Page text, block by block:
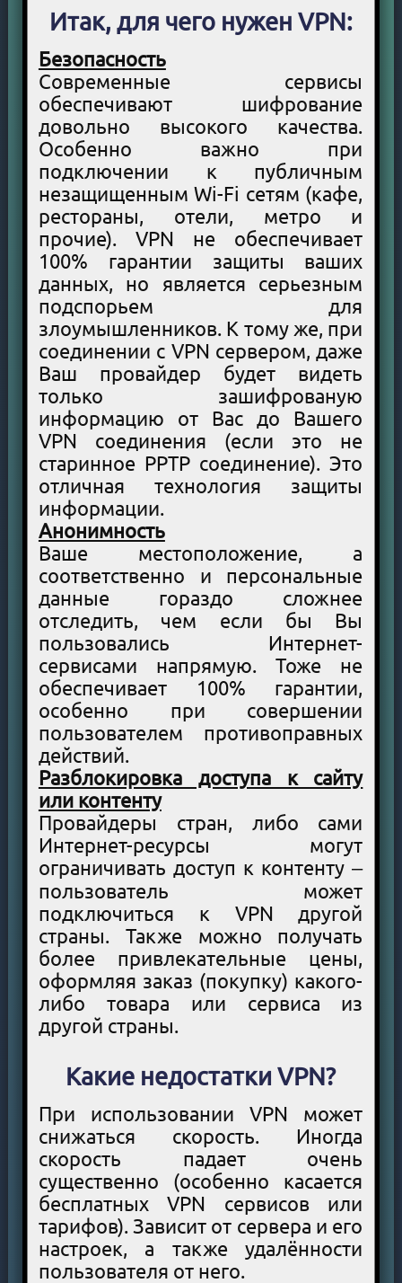
Итак, для чего нужен VPN:
Безопасность
Современные сервисы
обеспечивают шифрование
довольно высокого качества.
Особенно важно при
подключении к публичным
незащищенным Wi-Fi сетям (кафе,
рестораны, отели, метро и
прочие). VPN не обеспечивает
100% гарантии защиты ваших
данных, но является серьезным
подспорьем для
злоумышленников. К тому же, при
соединении с VPN сервером, даже
Ваш провайдер будет видеть
только зашифрованую
информацию от Вас до Вашего
VPN соединения (если это не
старинное PPTP соединение). Это
отличная технология защиты
информации.
Анонимность
Ваше местоположение, а
соответственно и персональные
данные гораздо сложнее
отследить, чем если бы Вы
пользовались Интернет-
сервисами напрямую. Тоже не
обеспечивает 100% гарантии,
особенно при совершении
пользователем противоправных
действий.
Разблокировка доступа к сайту
или контенту
Провайдеры стран, либо сами
Интернет-ресурсы могут
ограничивать доступ к контенту –
пользователь может
подключиться к VPN другой
страны. Также можно получать
более привлекательные цены,
оформляя заказ (покупку) какого-
либо товара или сервиса из
другой страны.
Какие недостатки VPN?
При использовании VPN может
снижаться скорость. Иногда
скорость падает очень
существенно (особенно касается
бесплатных VPN сервисов или
тарифов). Зависит от сервера и его
настроек, а также удалённости
пользователя от него.